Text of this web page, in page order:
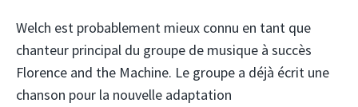
Welch est probablement mieux connu en tant que
chanteur principal du groupe de musique à succès
Florence and the Machine. Le groupe a déjà écrit une
chanson pour la nouvelle adaptation